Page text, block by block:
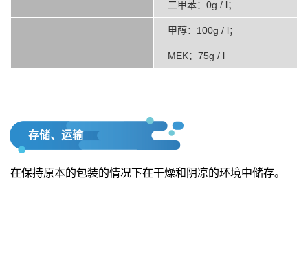
二甲苯：0g / l；
甲醇：100g / l；
MEK：75g / l
存储、运输
在保持原本的包装的情况下在干燥和阴凉的环境中储存。